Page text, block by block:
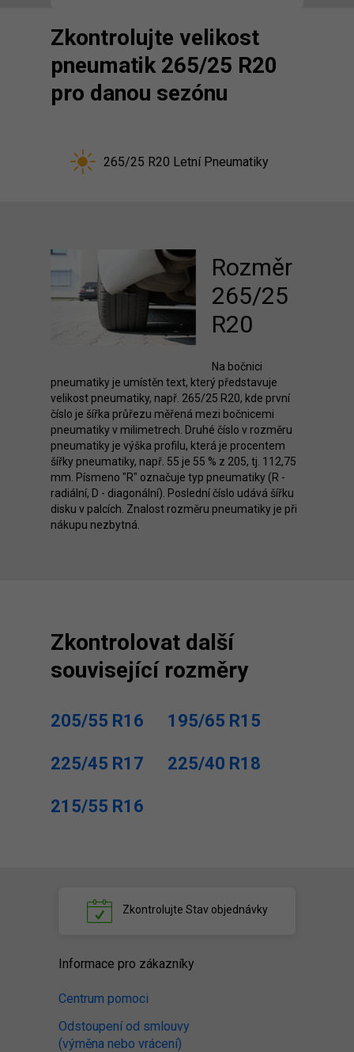
Zkontrolujte velikost
pneumatik 265/25 R20
pro danou sezónu
265/25 R20 Letní Pneumatiky
Rozměr
265/25
R20
Na bočnici
pneumatiky je umístěn text, který představuje
velikost pneumatiky, např. 265/25 R20, kde první
číslo je šířka průřezu měřená mezi bočnicemi
pneumatiky v milimetrech. Druhé číslo v rozměru
pneumatiky je výška profilu, která je procentem
šířky pneumatiky, např. 55 je 55 % z 205, tj. 112,75
mm. Písmeno "R" označuje typ pneumatiky (R -
radiální, D - diagonální). Poslední číslo udává šířku
disku v palcích. Znalost rozměru pneumatiky je při
nákupu nezbytná.
Zkontrolovat další
související rozměry
205/55 R16 195/65 R15
225/45 R17 225/40 R18
215/55 R16
Zkontrolujte Stav objednávky
Informace pro zákazníky
Centrum pomoci
Odstoupení od smlouvy
(výměna nebo vrácení)